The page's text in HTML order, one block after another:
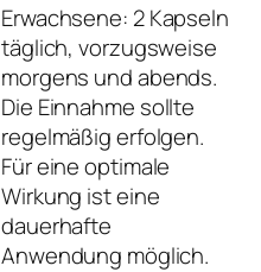
Erwachsene: 2 Kapseln
täglich, vorzugsweise
morgens und abends.
Die Einnahme sollte
regelmäßig erfolgen.
Für eine optimale
Wirkung ist eine
dauerhafte
Anwendung möglich.